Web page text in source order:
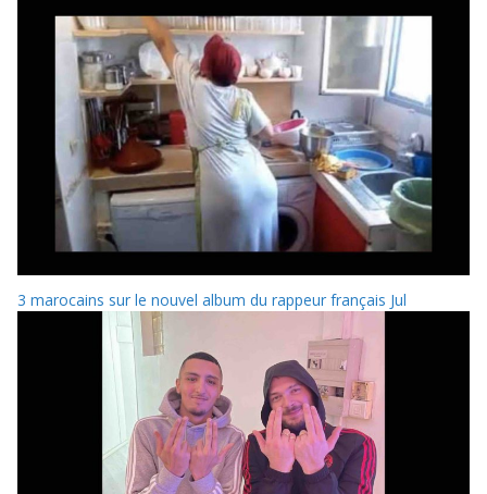
3 marocains sur le nouvel album du rappeur français Jul